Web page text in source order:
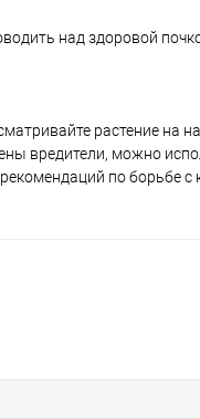
над здоровой
растение на
вредители, можно
по борьбе